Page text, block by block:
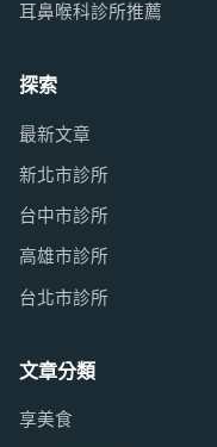
耳鼻喉科診所推薦
探索
最新文章
新北市診所
台中市診所
高雄市診所
台北市診所
文章分類
享美食